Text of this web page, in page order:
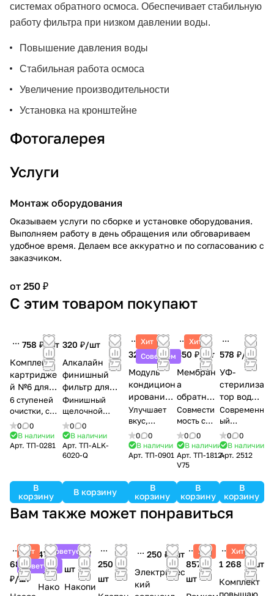
системах обратного осмоса. Обеспечивает стабильную
работу фильтра при низком давлении воды.
Повышение давления воды
Стабильная работа осмоса
Увеличение производительности
Установка на кронштейне
Фотогалерея
Услуги
Монтаж оборудования
Оказываем услуги по сборке и установке оборудования.
Выполняем работу в день обращения или обговариваем
удобное время. Делаем все аккуратно и по согласованию с
заказчиком.
от 250 ₽
С этим товаром покупают
758 ₽/шт
Комплект
картридже
й №6 для
обратного
осмоса
купить в
Тирасполе
6 ступеней
очистки, с
мембраной
Vontron
ulp1812-75
0
0
В наличии
Арт. ТП-0281
В
корзину
320 ₽/шт
Алкалайн
финишный
фильтр для
воды
Финишный
щелочной
(alkaline)
картридж для
систем
обратного
– 9.5
0
0
В наличии
Арт. ТП-ALK-
6020-Q
В корзину
Хит
Советуем
329 ₽/шт
Модуль
кондицион
ирования
воды 2 в 1
Улучшает
вкус,
корректиру
ет pH,
насыщает
кальцием
0
0
В наличии
Арт. ТП-0901
В
корзину
Хит
350 ₽/шт
Мембран
а
обратног
о осмоса
Vontron
ULP1812–
75 GPD
Совмести
мость с
популярн
ыми
системами
обратного
0
0
В наличии
Арт.ТП-1812-
V75
В
корзину
578 ₽/шт
УФ-
стерилиза
тор воды
12 Вт. для
систем
фильтрац
ии воды
Современн
ый
стерилизат
ор воды.
Мгновенны
0
0
В наличии
Арт. 2512
В
корзину
Вам также может понравиться
Хит
Советуем
680
₽/шт
Советуем
475
₽/шт
Нако
580 ₽/
шт
Накопи
250 ₽/
шт
250 ₽/шт
Электричес
кий
Хит
857 ₽/
шт
Хит
1 268 ₽/шт
Комплект
повышаю